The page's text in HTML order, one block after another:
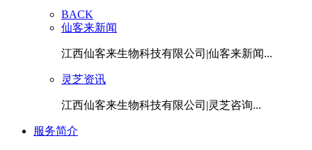
BACK
仙客来新闻
江西仙客来生物科技有限公司|仙客来新闻...
灵芝资讯
江西仙客来生物科技有限公司|灵芝咨询...
服务简介